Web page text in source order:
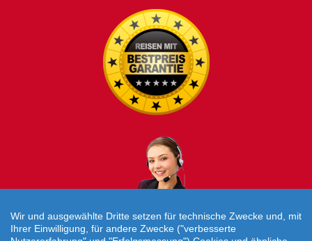
Wir und ausgewählte Dritte setzen für technische Zwecke und, mit
Ihrer Einwilligung, für andere Zwecke ("verbesserte